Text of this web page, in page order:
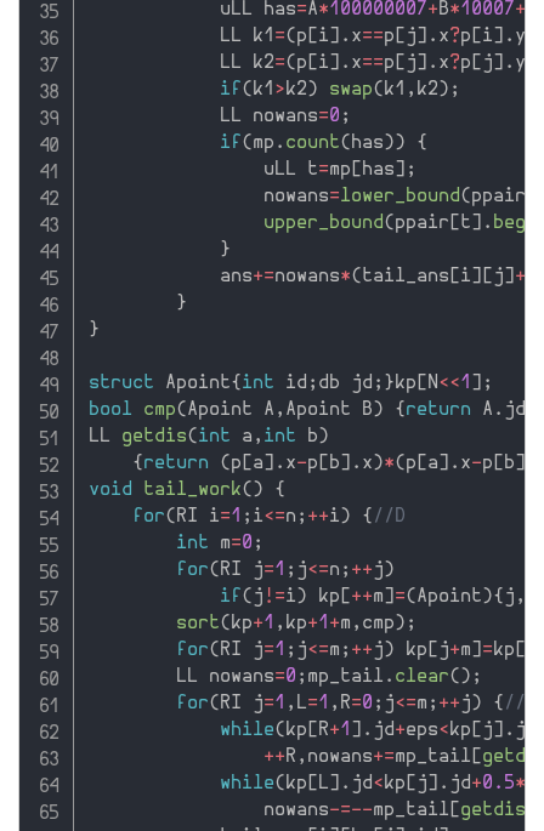
            uLL has
=A*100000007 +B*10007 +
            LL k1
=(p [i] . x==p [ j] . x ?p [i] . y
            LL k2
=(p [i] . x==p [ j] . x ?p [ j] . y
if (k1 >k2) swap(k1 , k2) ;
            LL nowans
=0 ;
if (mp . count(has))
{
                uLL t
=mp [has] ;
                nowans
=lower_bound(ppair
upper_bound(ppair [t] .
}
            ans
+=nowans*(tail_ans [i] [ j] +
}
}
struct Apoint{int id ; db jd ; }kp [N<<1 ] ;
bool
cmp(Apoint A , Apoint B) {return A . jd
LL getdis(int a , int b)
{return (p [a] . x-p [b] . x)*(p [a] . x-p [b]
void
tail_work()
{
for(RI i=1 ; i<=n ; ++i) { //D
int m=0 ;
for(RI j=1 ; j<=n ; ++ j)
if ( j !=i) kp [++m] =(Apoint){ j ,
sort(kp+1 , kp+1 +m , cmp) ;
for(RI j=1 ; j<=m ; ++ j) kp [ j+m] =kp [
        LL nowans
=0 ; mp_tail . clear() ;
for(RI j=1 , L=1 , R=0 ; j<=m ; ++ j) { //A
while(kp [R+1 ] . jd+eps<kp [ j] . jd
++R , nowans+=mp_tail [
while(kp [L] . jd<kp [ j] . jd+0.5*
                nowans
-=--mp_tail [getdis